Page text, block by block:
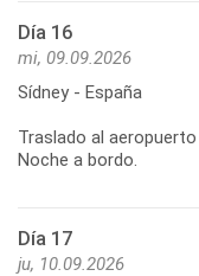
Día 16
mi, 09.09.2026
Sídney - España
Traslado al
Día 17
ju, 10.09.2026